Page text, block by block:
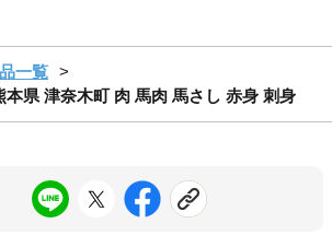
一覧
本県 津奈木町 肉 馬肉 馬さし 赤身 刺身